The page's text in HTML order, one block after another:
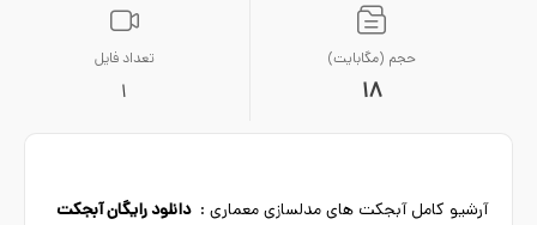
حجم (مگابایت)
18
تعداد فایل
1
آرشیو کامل آبجکت های مدلسازی معماری :دانلود رایگان آبجکت